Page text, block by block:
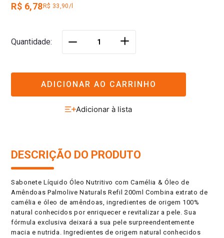
R$ 6,78 R$ 33,90/l
Quantidade ＋
ADICIONAR AO CARRINHO
DESCRIÇÃO DO PRODUTO
Sabonete Líquido Óleo Nutritivo com Camélia & Óleo de
Amêndoas Palmolive Naturals Refil 200ml Combina extrato de
camélia e óleo de amêndoas, ingredientes de origem 100%
natural conhecidos por enriquecer e revitalizar a pele. Sua
fórmula exclusiva deixará a sua pele surpreendentemente
macia e nutrida. Ingredientes de origem natural conhecidos